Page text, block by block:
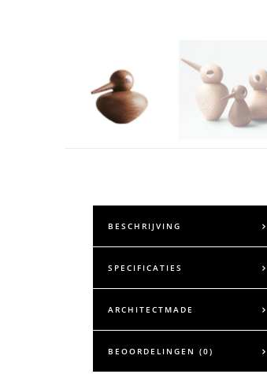
BESCHRIJVING
SPECIFICATIES
ARCHITECTMADE
BEOORDELINGEN (0)